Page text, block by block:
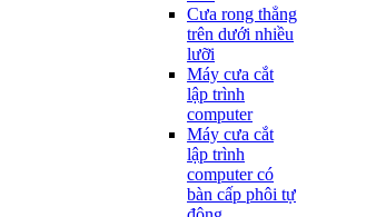
Cưa rong thẳng
trên dưới nhiều
lưỡi
Máy cưa cắt
lập trình
computer
Máy cưa cắt
lập trình
computer có
bàn cấp phôi tự